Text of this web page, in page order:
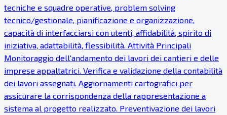
tecniche e squadre operative, problem solving
tecnico/gestionale, pianificazione e organizzazione,
capacità di interfacciarsi con utenti, affidabilità, spirito di
iniziativa, adattabilità, flessibilità. Attività Principali
Monitoraggio dell'andamento dei lavori dei cantieri e delle
imprese appaltatrici. Verifica e validazione della contabilità
dei lavori assegnati. Aggiornamenti cartografici per
assicurare la corrispondenza della rappresentazione a
sistema al progetto realizzato. Preventivazione dei lavori